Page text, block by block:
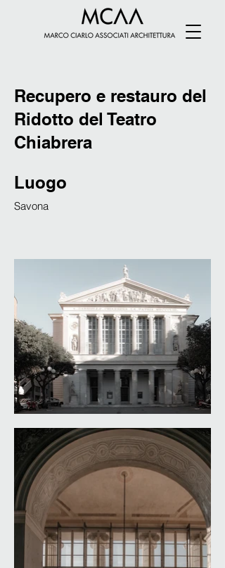
Recupero e restauro del
Ridotto del Teatro
Chiabrera
Luogo
Savona